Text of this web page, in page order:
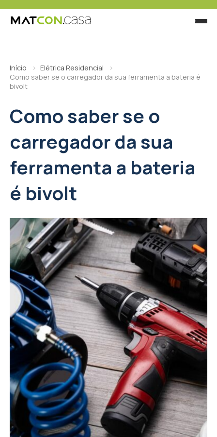
Início
Elétrica Residencial
Como saber se o carregador da sua ferramenta a bateria é
bivolt
Como saber se o
carregador da sua
ferramenta a bateria
é bivolt